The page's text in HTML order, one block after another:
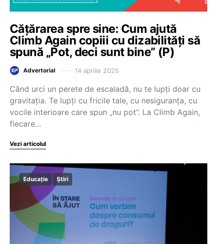
Căţărarea spre sine: Cum ajută
Climb Again copiii cu dizabilităţi să
spună „Pot, deci sunt bine” (P)
Advertorial 14 aprilie 2025
Când urci un perete de escaladă, nu te lupţi doar cu
gravitația. Te lupți cu fricile tale, cu nesiguranța, cu
vocile interioare care spun „nu pot”. La Climb Again,
fiecare…
Vezi articolul
Educație Știri